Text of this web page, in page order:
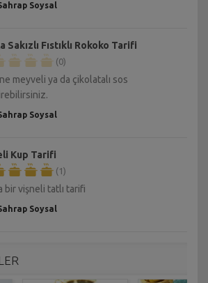
Soysal
Sakızlı Fıstıklı Rokoko Tarifi
(0)
meyveli ya da çikolatalı sos
Soysal
Kup Tarifi
(1)
bir vişneli tatlı tarifi
Soysal